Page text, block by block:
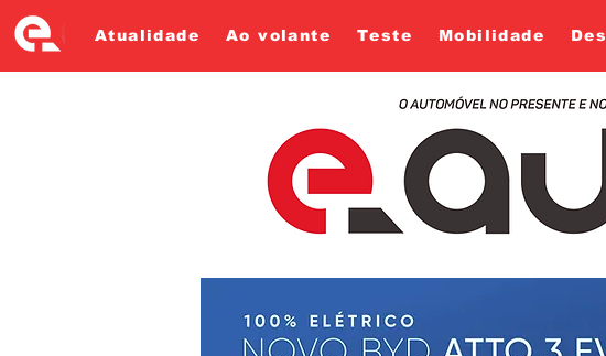
Atualidade Ao volante Teste Mobilidade